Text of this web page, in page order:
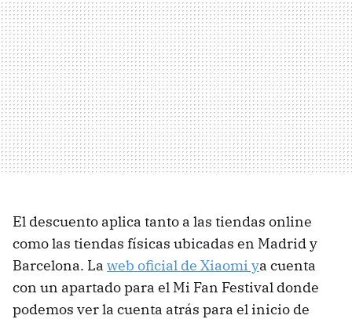
El descuento aplica tanto a las tiendas online
como las tiendas físicas ubicadas en Madrid y
Barcelona. La web oficial de Xiaomi ya cuenta
con un apartado para el Mi Fan Festival donde
podemos ver la cuenta atrás para el inicio de